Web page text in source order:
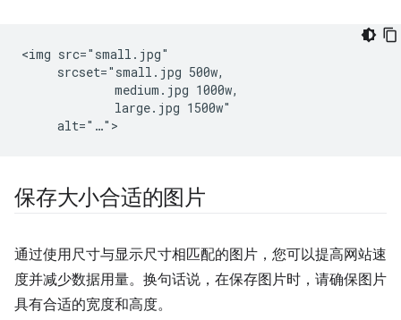
<img src="small.jpg"
     srcset="small.jpg 500w,
             medium.jpg 1000w,
             large.jpg 1500w"
保存大小合适的图片
通过使用尺寸与显示尺寸相匹配的图片，您可以提高网站速
度并减少数据用量。换句话说，在保存图片时，请确保图片
具有合适的宽度和高度。